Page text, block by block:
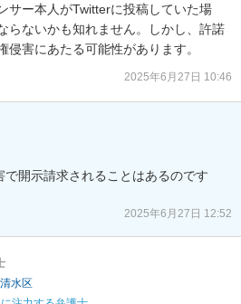
サー本人がTwitterに投稿していた場
らないかも知れません。しかし、許諾
侵害にあたる可能性があります。
2025年6月27日 10:46
で開示請求されることはあるのです
2025年6月27日 12:52
水区